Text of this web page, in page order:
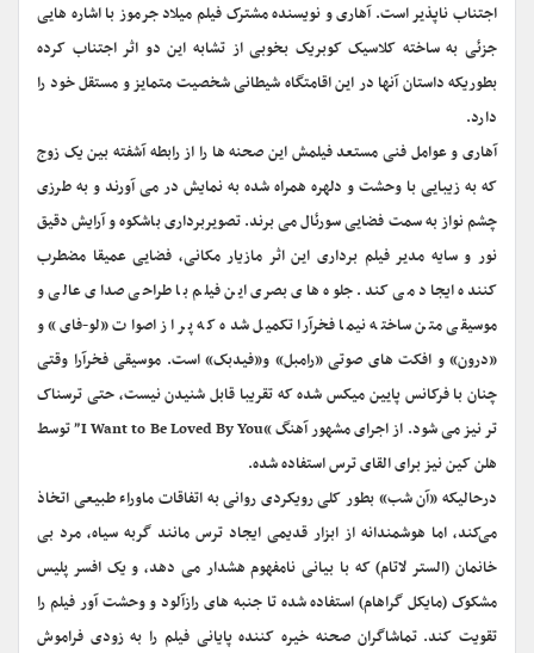
اجتناب ناپذیر است. آهاری و نویسنده مشترک فیلم میلاد جرموز با اشاره هایی
جزئی به ساخته کلاسیک کوبریک بخوبی از تشابه این دو اثر اجتناب کرده
بطوریکه داستان آنها در این اقامتگاه شیطانی شخصیت متمایز و مستقل خود را
دارد.
آهاری و عوامل فنی مستعد فیلمش این صحنه ها را از رابطه آشفته بین یک زوج
که به زیبایی با وحشت و دلهره همراه شده به نمایش در می آورند و به طرزی
چشم نواز به سمت فضایی سورئال می برند. تصویربرداری باشکوه و آرایش دقیق
نور و سایه مدیر فیلم برداری این اثر مازیار مکانی، فضایی عمیقا مضطرب
کننده ایجاد می کند. جلوه های بصری این فیلم با طراحی صدای عالی و
موسیقی متن ساخته نیما فخرآرا تکمیل شده که پر از اصوات «لو-فای» و
«درون» و افکت های صوتی «رامبل» و«فیدبک» است. موسیقی فخرآرا وقتی
چنان با فرکانس پایین میکس شده که تقریبا قابل شنیدن نیست، حتی ترسناک
تر نیز می شود. از اجرای مشهور آهنگ “I Want to Be Loved By You” توسط
هلن کین نیز برای القای ترس استفاده شده.
درحالیکه «آن شب» بطور کلی رویکردی روانی به اتفاقات ماوراء طبیعی اتخاذ
می‌کند، اما هوشمندانه از ابزار قدیمی ایجاد ترس مانند گربه سیاه، مرد بی
خانمان (الستر لاتام) که با بیانی نامفهوم هشدار می دهد، و یک افسر پلیس
مشکوک (مایکل گراهام) استفاده شده تا جنبه های رازآلود و وحشت آور فیلم را
تقویت کند. تماشاگران صحنه خیره کننده پایانی فیلم را به زودی فراموش